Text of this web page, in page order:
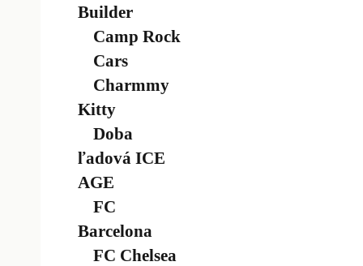
Builder
Camp Rock
Cars
Charmmy
Kitty
Doba
ľadová ICE
AGE
FC
Barcelona
FC Chelsea